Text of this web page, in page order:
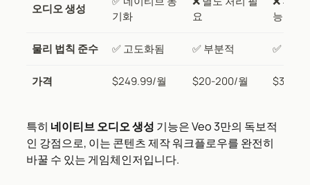
오디오 생성
기화
요
능
물리 법칙 준수 ✅ 고도화됨 ✅ 부분적 ✅ 기본
가격 $249.99/월 $20-200/월 $35-
특히 네이티브 오디오 생성 기능은 Veo 3만의 독보적
인 강점으로, 이는 콘텐츠 제작 워크플로우를 완전히
바꿀 수 있는 게임체인저입니다.